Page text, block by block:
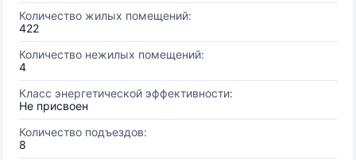
Количество жилых помещений:
422
Количество нежилых помещений:
4
Класс энергетической эффективности:
Не присвоен
Количество подъездов:
8